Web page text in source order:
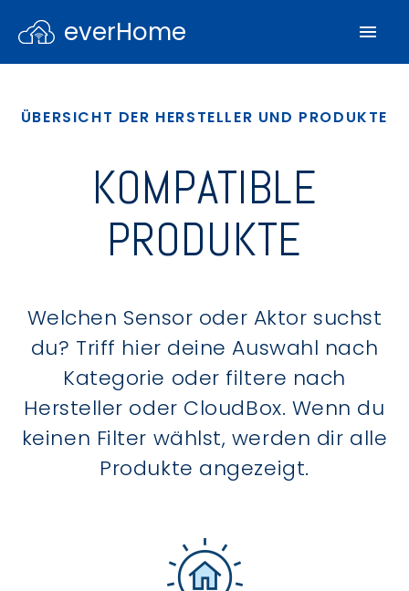
everHome
ÜBERSICHT DER HERSTELLER UND PRODUKTE
KOMPATIBLE
PRODUKTE
Welchen Sensor oder Aktor suchst
du? Triff hier deine Auswahl nach
Kategorie oder filtere nach
Hersteller oder CloudBox. Wenn du
keinen Filter wählst, werden dir alle
Produkte angezeigt.